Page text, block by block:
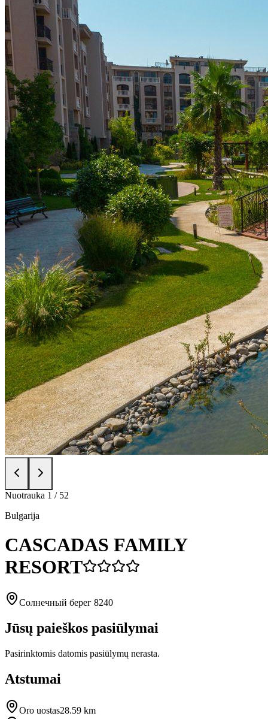
Nuotrauka 1 / 52
Bulgarija
CASCADAS FAMILY
RESORT
Солнечный берег 8240
Jūsų paieškos pasiūlymai
Pasirinktomis datomis pasiūlymų nerasta.
Atstumai
Oro uostas28.59 km